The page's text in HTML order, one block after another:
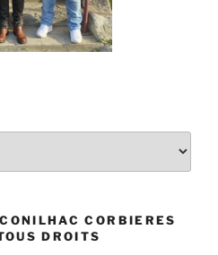
CORBIERES
DROITS